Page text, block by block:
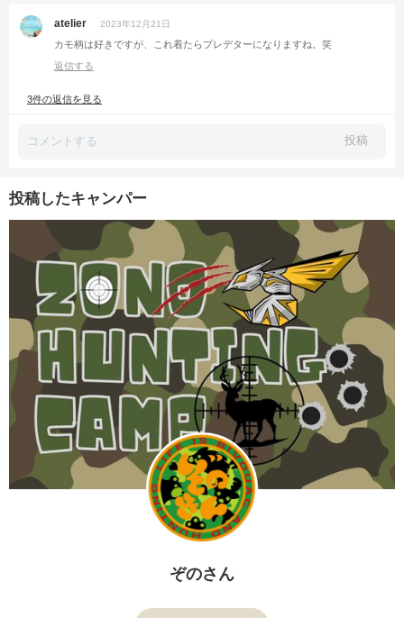
atelier 2023年12月21日
カモ柄は好きですが、これ着たらプレデターになりますね。笑
返信する
3件の返信を見る
投稿
投稿したキャンパー
ぞのさん